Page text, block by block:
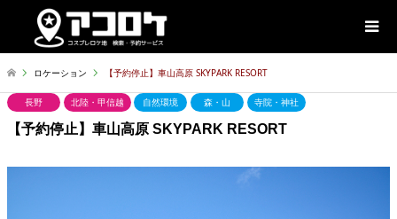
ロケーション 【予約停止】車山高原 SKYPARK RESORT
長野 北陸・甲信越 自然環境 森・山 寺院・神社
【予約停止】車山高原 SKYPARK RESORT